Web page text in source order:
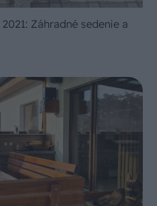
Záhradné sedenie a